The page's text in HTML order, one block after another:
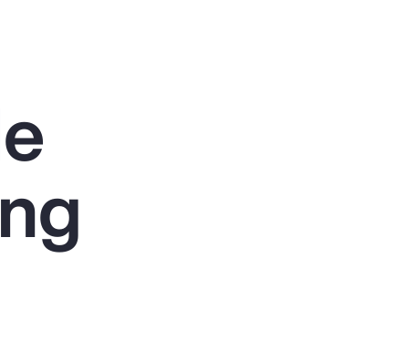
Better Decisions Brief: Responding to
the CrowdStrike IT Outage